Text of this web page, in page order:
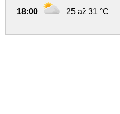
18:00 25 až 31 °C